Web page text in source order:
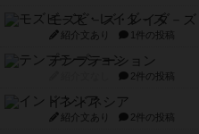
モズビ－ズ・レイダ－ズ
紹介文あり 1件の投稿
テンプテーション
2件の投稿
インドネシア
紹介文あり 2件の投稿